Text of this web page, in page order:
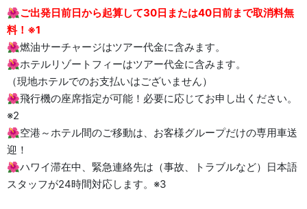
🌺ご出発日前日から起算して30日または40日前まで取消料無
料！※1
🌺燃油サーチャージはツアー代金に含みます。
🌺ホテルリゾートフィーはツアー代金に含みます。
（現地ホテルでのお支払いはございません）
🌺飛行機の座席指定が可能！必要に応じてお申し出ください。
※2
🌺空港～ホテル間のご移動は、お客様グループだけの専用車送
迎！
🌺ハワイ滞在中、緊急連絡先は（事故、トラブルなど）日本語
スタッフが24時間対応します。※3